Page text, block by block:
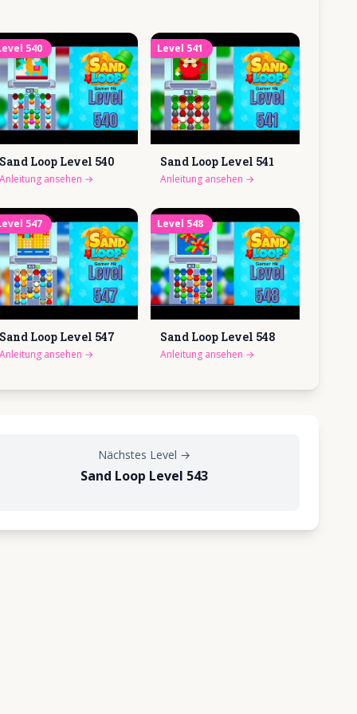
540
Loop Level 540
ansehen →
Level 541
Sand Loop Level 541
Anleitung ansehen →
547
Loop Level 547
ansehen →
Level 548
Sand Loop Level 548
Anleitung ansehen →
Nächstes Level →
Sand Loop Level 543